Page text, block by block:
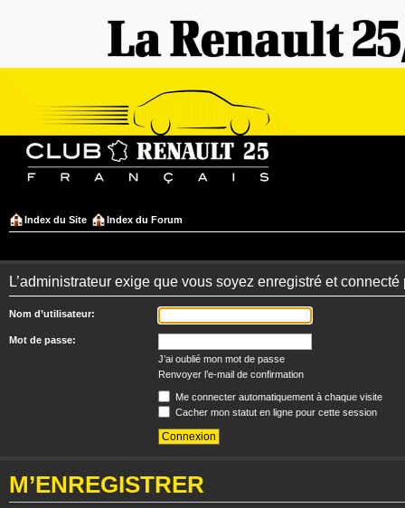
Index du Site Index du Forum
L’administrateur exige que vous soyez enregistré et
Nom d’utilisateur:
Mot de passe:
J’ai oublié mon mot de passe
Renvoyer l’e-mail de confirmation
Me connecter automatiquement à chaque visite
Cacher mon statut en ligne pour cette session
M’ENREGISTRER